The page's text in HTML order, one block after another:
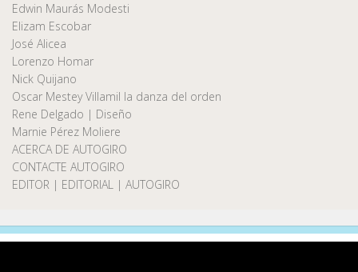
Edwin Maurás Modesti
Elizam Escobar
José Alicea
Lorenzo Homar
Nick Quijano
Oscar Mestey Villamil la danza del orden
Rene Delgado | Diseño
Marnie Pérez Moliere
ACERCA DE AUTOGIRO
CONTACTE AUTOGIRO
EDITOR | EDITORIAL | AUTOGIRO